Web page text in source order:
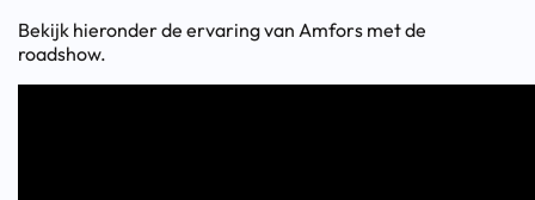
Bekijk hieronder de ervaring van Amfors met de
roadshow.